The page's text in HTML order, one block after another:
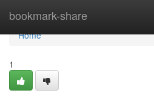
bookmark-share
Home
Home
1